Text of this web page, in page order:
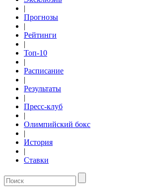
|
Прогнозы
|
Рейтинги
|
Топ-10
|
Расписание
|
Результаты
|
Пресс-клуб
|
Олимпийский бокс
|
История
|
Ставки